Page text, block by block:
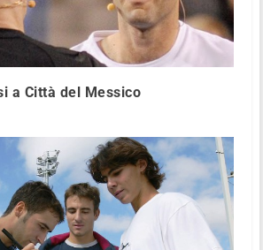
a Città del Messico